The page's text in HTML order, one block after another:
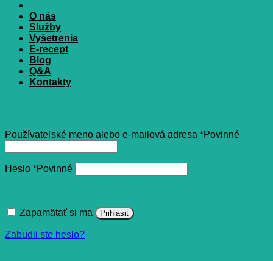
O nás
Služby
Vyšetrenia
E-recept
Blog
Q&A
Kontakty
Používateľské meno alebo e-mailová adresa *Povinné
Heslo *Povinné
Zapamätať si ma Prihlásiť
Zabudli ste heslo?